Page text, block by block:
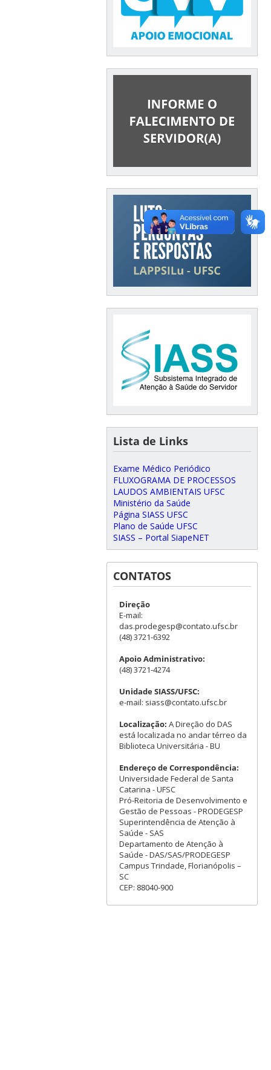
Lista de Links
Exame Médico Periódico
FLUXOGRAMA DE PROCESSOS
LAUDOS AMBIENTAIS UFSC
Ministério da Saúde
Página SIASS UFSC
Plano de Saúde UFSC
SIASS – Portal SiapeNET
CONTATOS
Direção
E-mail:
das.prodegesp@contato.ufsc.br
(48) 3721-6392
Apoio Administrativo:
(48) 3721-4274
Unidade SIASS/UFSC:
e-mail: siass@contato.ufsc.br
Localização: A Direção do DAS
está localizada no andar térreo da
Biblioteca Universitária - BU
Endereço de Correspondência:
Universidade Federal de Santa
Catarina - UFSC
Pró-Reitoria de Desenvolvimento e
Gestão de Pessoas - PRODEGESP
Superintendência de Atenção à
Saúde - SAS
Departamento de Atenção à
Saúde - DAS/SAS/PRODEGESP
Campus Trindade, Florianópolis –
SC
CEP: 88040-900